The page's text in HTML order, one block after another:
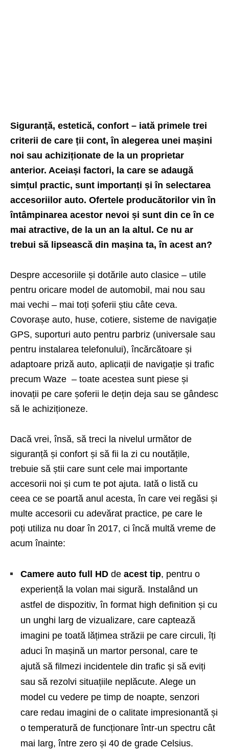
Siguranță, estetică, confort – iată primele trei
criterii de care ții cont, în alegerea unei mașini
noi sau achiziționate de la un proprietar
anterior. Aceiași factori, la care se adaugă
simțul practic, sunt importanți și în selectarea
accesoriilor auto. Ofertele producătorilor vin în
întâmpinarea acestor nevoi și sunt din ce în ce
mai atractive, de la un an la altul. Ce nu ar
trebui să lipsească din mașina ta, în acest an?
Despre accesoriile și dotările auto clasice – utile
pentru oricare model de automobil, mai nou sau
mai vechi – mai toți șoferii știu câte ceva.
Covorașe auto, huse, cotiere, sisteme de navigație
GPS, suporturi auto pentru parbriz (universale sau
pentru instalarea telefonului), încărcătoare și
adaptoare priză auto, aplicații de navigație și trafic
precum Waze – toate acestea sunt piese și
inovații pe care șoferii le dețin deja sau se gândesc
să le achiziționeze.
Dacă vrei, însă, să treci la nivelul următor de
siguranță și confort și să fii la zi cu noutățile,
trebuie să știi care sunt cele mai importante
accesorii noi și cum te pot ajuta. Iată o listă cu
ceea ce se poartă anul acesta, în care vei regăsi și
multe accesorii cu adevărat practice, pe care le
poți utiliza nu doar în 2017, ci încă multă vreme de
acum înainte:
Camere auto full HD de acest tip, pentru o
experiență la volan mai sigură. Instalând un
astfel de dispozitiv, în format high definition și cu
un unghi larg de vizualizare, care captează
imagini pe toată lățimea străzii pe care circuli, îți
aduci în mașină un martor personal, care te
ajută să filmezi incidentele din trafic și să eviți
sau să rezolvi situațiile neplăcute. Alege un
model cu vedere pe timp de noapte, senzori
care redau imagini de o calitate impresionantă și
o temperatură de funcționare într-un spectru cât
mai larg, între zero și 40 de grade Celsius.